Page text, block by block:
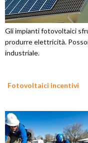
Gli impianti fotovoltaici
produrre elettricità.
industriale.
Fotovoltaici incentivi